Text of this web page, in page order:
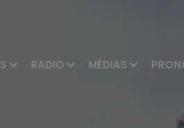
RADIO MÉDIAS